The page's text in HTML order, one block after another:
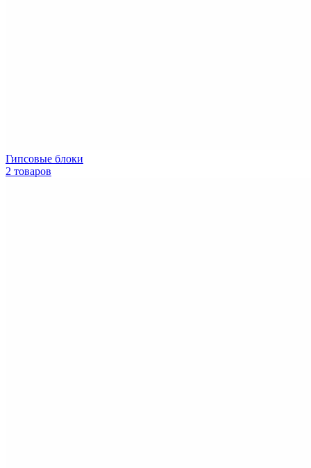
Гипсовые блоки
2 товаров